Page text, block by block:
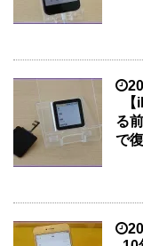
る
で